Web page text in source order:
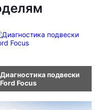
Диагностика подвески
Ford Focus